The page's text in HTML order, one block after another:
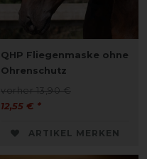
QHP Fliegenmaske ohne
Ohrenschutz
vorher 13,90 €
12,55 € *
ARTIKEL MERKEN